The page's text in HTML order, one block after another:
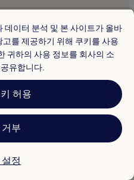
데이터 분석 및 본 사이트가 올바
를 제공하기 위해 쿠키를 사용
귀하의 사용 정보를 회사의 소
유합니다.
허용
부
정